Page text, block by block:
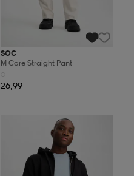
SOC
M Core Straight Pant
26,99
Valitse 2, maksa 44,99€